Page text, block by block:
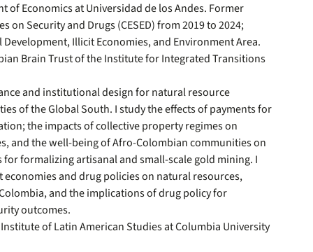
of Economics at Universidad de los Andes. Former
on Security and Drugs (CESED) from 2019 to 2024;
Development, Illicit Economies, and Environment Area.
Brain Trust of the Institute for Integrated Transitions
and institutional design for natural resource
of the Global South. I study the effects of payments for
the impacts of collective property regimes on
and the well-being of Afro-Colombian communities on
for formalizing artisanal and small-scale gold mining. I
economies and drug policies on natural resources,
and the implications of drug policy for
outcomes.
of Latin American Studies at Columbia University